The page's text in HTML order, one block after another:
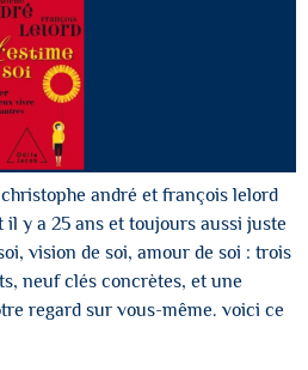
andré et françois lelord
y a 25 ans et toujours aussi juste
vision de soi, amour de soi : trois
neuf clés concrètes, et une
regard sur vous-même. voici ce